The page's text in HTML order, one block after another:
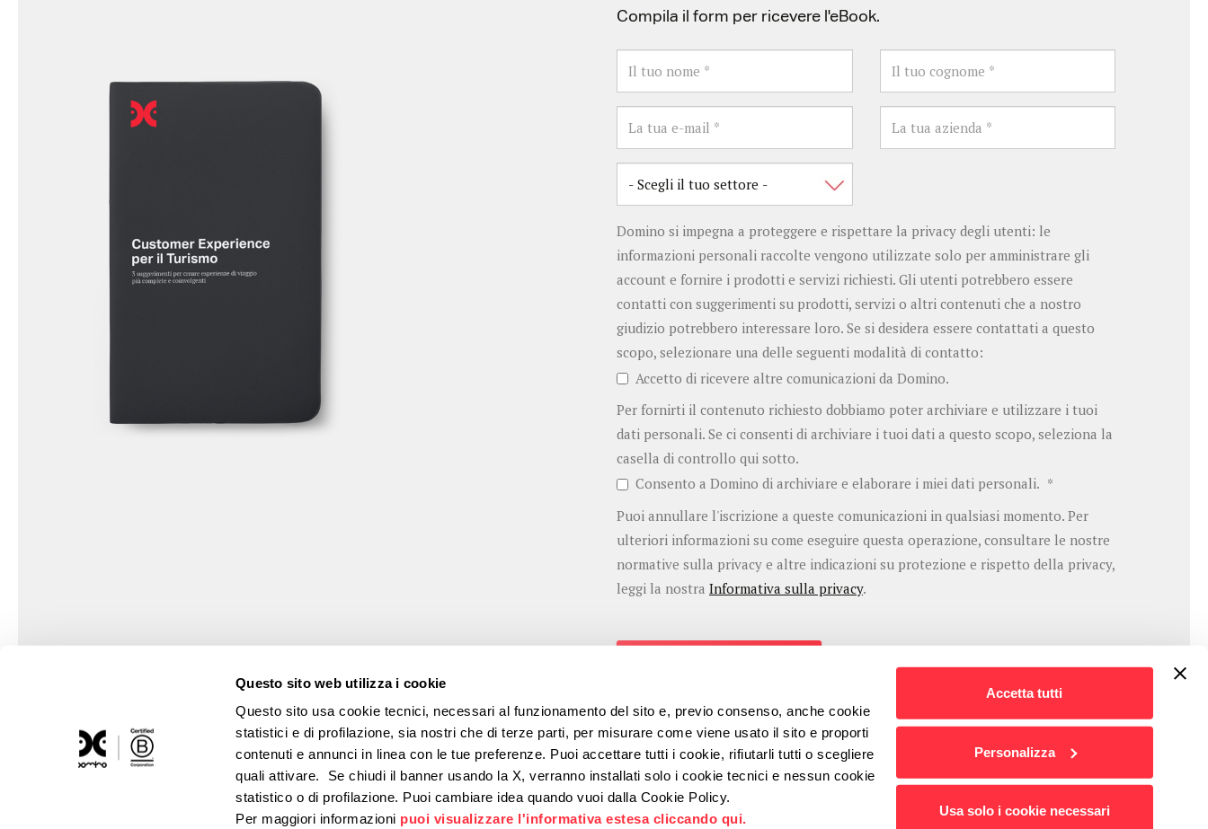
Questo sito web utilizza i cookie
Questo sito usa cookie tecnici, necessari al funzionamento del sito e, previo consenso, anche cookie
statistici e di profilazione, sia nostri che di terze parti, per misurare come viene usato il sito e proporti
contenuti e annunci in linea con le tue preferenze. Puoi accettare tutti i cookie, rifiutarli tutti o scegliere
quali attivare. Se chiudi il banner usando la X, verranno installati solo i cookie tecnici e nessun cookie
statistico o di profilazione. Puoi cambiare idea quando vuoi dalla Cookie Policy.
Per maggiori informazioni puoi visualizzare l'informativa estesa cliccando qui.
Accetta tutti
Personalizza
Usa solo i cookie necessari
Compila il form per ricevere l'eBook.
Domino si impegna a proteggere e rispettare la privacy degli utenti: le
informazioni personali raccolte vengono utilizzate solo per amministrare gli
account e fornire i prodotti e servizi richiesti. Gli utenti potrebbero essere
contatti con suggerimenti su prodotti, servizi o altri contenuti che a nostro
giudizio potrebbero interessare loro. Se si desidera essere contattati a questo
scopo, selezionare una delle seguenti modalità di contatto:
Accetto di ricevere altre comunicazioni da Domino.
Per fornirti il contenuto richiesto dobbiamo poter archiviare e utilizzare i tuoi
dati personali. Se ci consenti di archiviare i tuoi dati a questo scopo, seleziona la
casella di controllo qui sotto.
Consento a Domino di archiviare e elaborare i miei dati personali. *
Puoi annullare l'iscrizione a queste comunicazioni in qualsiasi momento. Per
ulteriori informazioni su come eseguire questa operazione, consultare le nostre
normative sulla privacy e altre indicazioni su protezione e rispetto della privacy,
leggi la nostra Informativa sulla privacy.
Domino Proudly Interactive
Copyright © 2026 Domino srl Società Benefit